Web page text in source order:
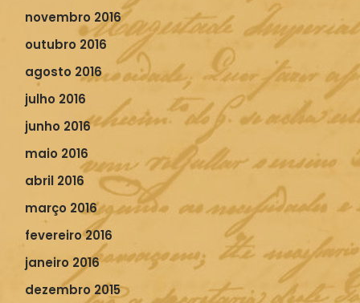
novembro 2016
outubro 2016
agosto 2016
julho 2016
junho 2016
maio 2016
abril 2016
março 2016
fevereiro 2016
janeiro 2016
dezembro 2015